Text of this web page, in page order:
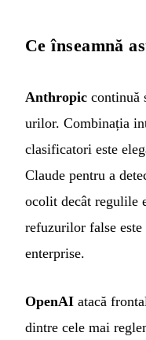
Ce înseamnă
Anthropic continuă
urilor. Combinația
clasificatori este
Claude pentru a
ocolit decât regulile
refuzurilor false
enterprise.
OpenAI atacă
dintre cele mai